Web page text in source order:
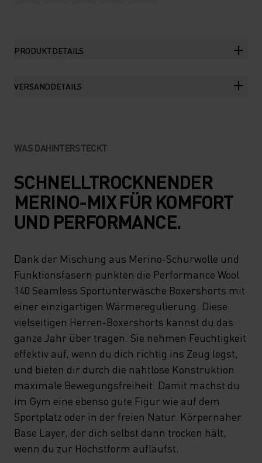
PRODUKTDETAILS
VERSANDDETAILS
WAS DAHINTERSTECKT
SCHNELLTROCKNENDER
MERINO-MIX FÜR KOMFORT
UND PERFORMANCE.
Dank der Mischung aus Merino-Schurwolle und
Funktionsfasern punkten die Performance Wool
140 Seamless Sportunterwäsche Boxershorts mit
einer einzigartigen Wärmeregulierung. Diese
vielseitigen Herren-Boxershorts kannst du das
ganze Jahr über tragen. Sie nehmen Feuchtigkeit
effektiv auf, wenn du dich richtig ins Zeug legst,
und bieten dir durch die nahtlose Konstruktion
maximale Bewegungsfreiheit. Damit machst du
im Gym eine ebenso gute Figur wie auf dem
Sportplatz oder in der freien Natur. Körpernaher
Base Layer, der dich selbst dann trocken hält,
wenn du zur Höchstform aufläufst.